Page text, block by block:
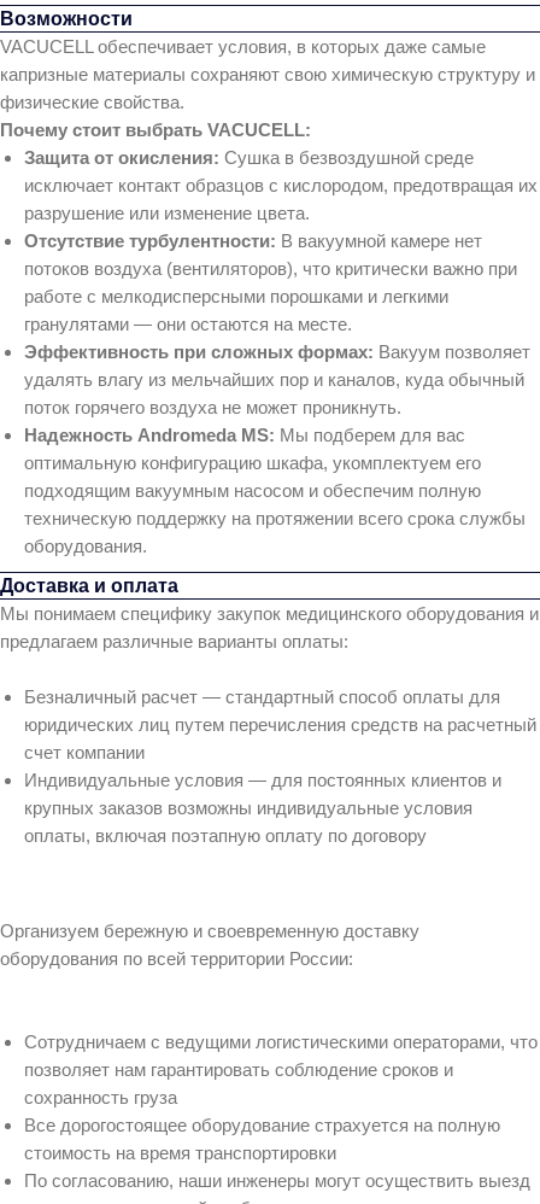
Возможности
VACUCELL обеспечивает условия, в которых даже самые
капризные материалы сохраняют свою химическую структуру и
физические свойства.
Почему стоит выбрать VACUCELL:
Защита от окисления: Сушка в безвоздушной среде
исключает контакт образцов с кислородом, предотвращая их
разрушение или изменение цвета.
Отсутствие турбулентности: В вакуумной камере нет
потоков воздуха (вентиляторов), что критически важно при
работе с мелкодисперсными порошками и легкими
гранулятами — они остаются на месте.
Эффективность при сложных формах: Вакуум позволяет
удалять влагу из мельчайших пор и каналов, куда обычный
поток горячего воздуха не может проникнуть.
Надежность Andromeda MS: Мы подберем для вас
оптимальную конфигурацию шкафа, укомплектуем его
подходящим вакуумным насосом и обеспечим полную
техническую поддержку на протяжении всего срока службы
оборудования.
Доставка и оплата
Мы понимаем специфику закупок медицинского оборудования и
предлагаем различные варианты оплаты:
Безналичный расчет — стандартный способ оплаты для
юридических лиц путем перечисления средств на расчетный
счет компании
Индивидуальные условия — для постоянных клиентов и
крупных заказов возможны индивидуальные условия
оплаты, включая поэтапную оплату по договору
Организуем бережную и своевременную доставку
оборудования по всей территории России:
Сотрудничаем с ведущими логистическими операторами, что
позволяет нам гарантировать соблюдение сроков и
сохранность груза
Все дорогостоящее оборудование страхуется на полную
стоимость на время транспортировки
По согласованию, наши инженеры могут осуществить выезд